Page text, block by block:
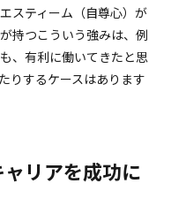
スティーム（自尊心）が
持つこういう強みは、例
、有利に働いてきたと思
りするケースはあります
リアを成功に